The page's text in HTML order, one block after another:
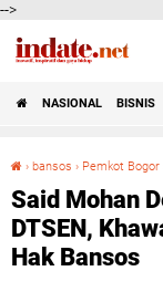
-->
NASIONAL BISNIS
› bansos › Pemkot Bogor
Said Mohan
DTSEN,
Hak Bansos